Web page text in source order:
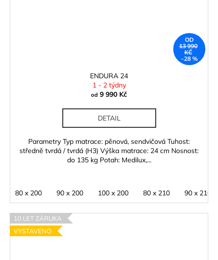
OD
13 990
KČ
–28 %
ENDURA 24
1 - 2 týdny
od 9 990 Kč
DETAIL
Parametry Typ matrace: pěnová, sendvičová Tuhost:
středně tvrdá / tvrdá (H3) Výška matrace: 24 cm Nosnost:
do 135 kg Potah: Medilux,...
80 x 200 90 x 200 100 x 200 80 x 210 90 x 210
10 LET ZÁRUKA
VYSTAVENO